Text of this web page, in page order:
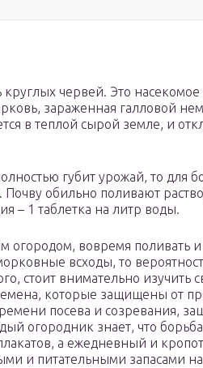
червей. Это насекомое
зараженная галловой
в теплой сырой земле, и
губит урожай, то для
обильно поливают
– 1 таблетка на литр воды.
огородом, вовремя поливать
всходы, то
стоит внимательно изучить
которые защищены от
посева и созревания,
огородник знает, что
а ежедневный и
и питательными запасами